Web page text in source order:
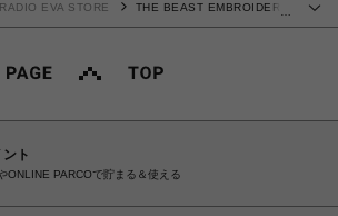
RADIO EVA STORE
THE BEAST EMBROIDERY
ト
ONLINE PARCOで貯まる＆使える